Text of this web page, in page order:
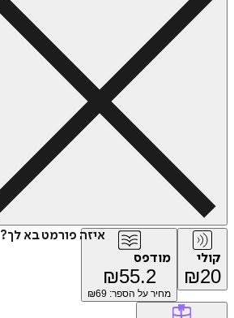
איזה פורמט בא לך?
קולי
₪20
מודפס
₪55.2
מחיר על הספר: ₪ 69